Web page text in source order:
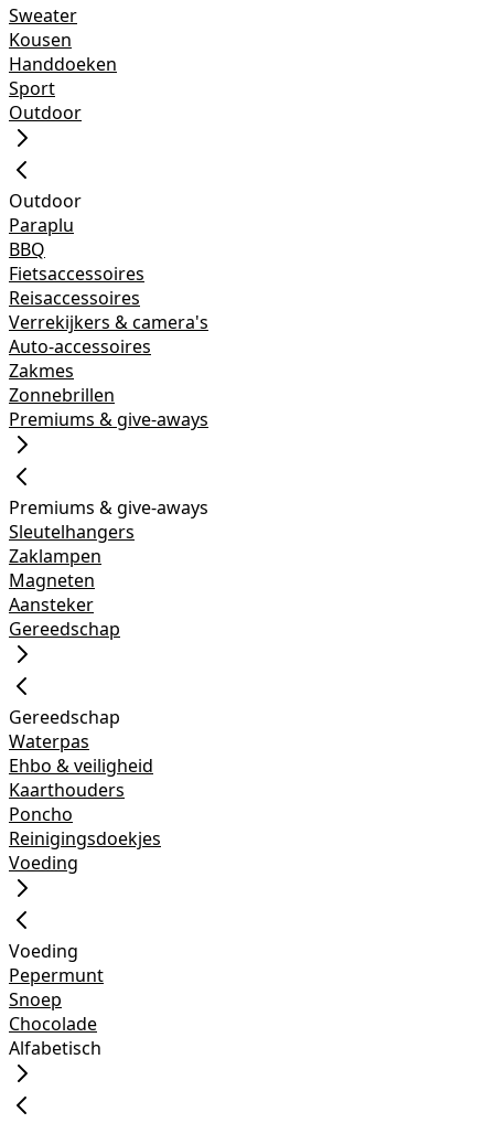
Sweater
Kousen
Handdoeken
Sport
Outdoor
Outdoor
Paraplu
BBQ
Fietsaccessoires
Reisaccessoires
Verrekijkers & camera's
Auto-accessoires
Zakmes
Zonnebrillen
Premiums & give-aways
Premiums & give-aways
Sleutelhangers
Zaklampen
Magneten
Aansteker
Gereedschap
Gereedschap
Waterpas
Ehbo & veiligheid
Kaarthouders
Poncho
Reinigingsdoekjes
Voeding
Voeding
Pepermunt
Snoep
Chocolade
Alfabetisch